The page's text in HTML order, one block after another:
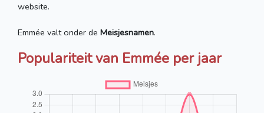
website.
Emmée valt onder de Meisjesnamen.
Populariteit van Emmée per jaar